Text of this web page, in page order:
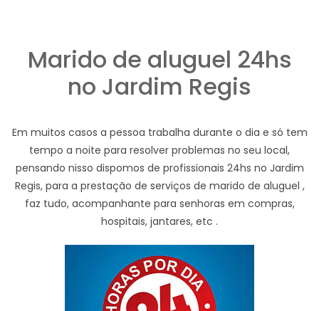
Marido de aluguel 24hs
no Jardim Regis
Em muitos casos a pessoa trabalha durante o dia e só tem
tempo a noite para resolver problemas no seu local,
pensando nisso dispomos de profissionais 24hs no Jardim
Regis, para a prestação de serviços de marido de aluguel ,
faz tudo, acompanhante para senhoras em compras,
hospitais, jantares, etc .